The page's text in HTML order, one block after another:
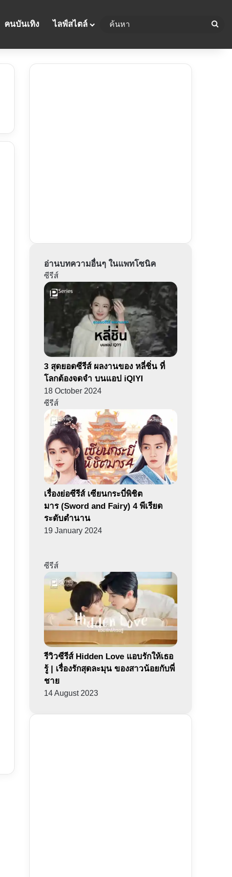
คนบันเทิง ไลฟ์สไตล์
อ่านบทความอื่นๆ ในแพทโซนิค
ซีรีส์
3 สุดยอดซีรีส์ ผลงานของ หลี่ชิ่น ที่
โลกต้องจดจำ บนแอป iQIYI
18 October 2024
ซีรีส์
เรื่องย่อซีรีส์ เซียนกระบี่พิชิต
มาร (Sword and Fairy) 4 พีเรียด
ระดับตำนาน
19 January 2024
ซีรีส์
รีวิวซีรีส์ Hidden Love แอบรักให้เธอ
รู้ | เรื่องรักสุดละมุน ของสาวน้อยกับพี่
ชาย
14 August 2023